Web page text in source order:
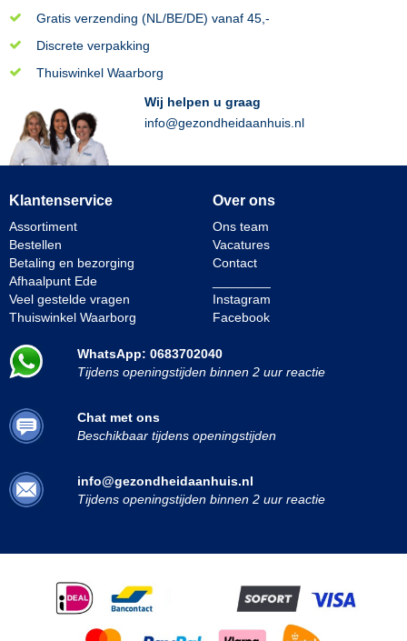
Gratis verzending (NL/BE/DE) vanaf 45,-
Discrete verpakking
Thuiswinkel Waarborg
Wij helpen u graag
info@gezondheidaanhuis.nl
Klantenservice
Assortiment
Bestellen
Betaling en bezorging
Afhaalpunt Ede
Veel gestelde vragen
Thuiswinkel Waarborg
Over ons
Ons team
Vacatures
Contact
Instagram
Facebook
WhatsApp: 0683702040
Tijdens openingstijden binnen 2 uur reactie
Chat met ons
Beschikbaar tijdens openingstijden
info@gezondheidaanhuis.nl
Tijdens openingstijden binnen 2 uur reactie